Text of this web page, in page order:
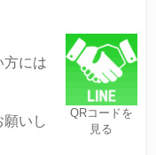
QRコードを
見る
方には
いし